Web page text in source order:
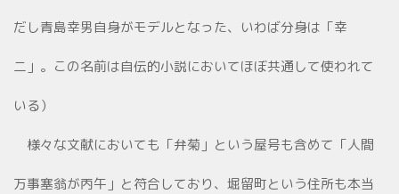
だし青島幸男自身がモデルとなった、いわば分身は「幸
二」。この名前は自伝的小説においてほぼ共通して使われて
いる）
様々な文献においても「弁菊」という屋号も含めて「人間
万事塞翁が丙午」と符合しており、堀留町という住所も本当